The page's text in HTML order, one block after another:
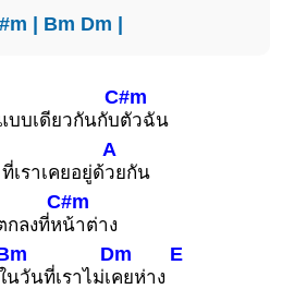
| Bm Dm |
บบเดียวกันกับ
C#m
ตัวฉัน
เราเคยอยู่ด้
A
วยกัน
กลงที่ห
C#m
น้าต่าง
นวันที่เราไม่เ
Dm
คยห่าง
E